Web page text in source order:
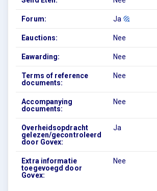
Forum: Ja
Eauctions: Nee
Eawarding: Nee
Terms of reference
documents:
Nee
Accompanying
documents:
Nee
Overheidsopdracht
gelezen/gecontroleerd
door Govex:
Ja
Extra informatie
toegevoegd door
Govex:
Nee